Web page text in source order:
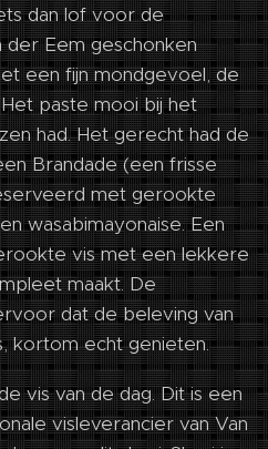
dan lof voor de
der Eem geschonken
een fijn mondgevoel, de
paste mooi bij het
had. Het gerecht had de
Brandade (een frisse
met gerookte
wasabimayonaise. Een
vis met een lekkere
maakt. De
dat de beleving van
kortom echt genieten.
vis van de dag. Dit is een
visleverancier van Van